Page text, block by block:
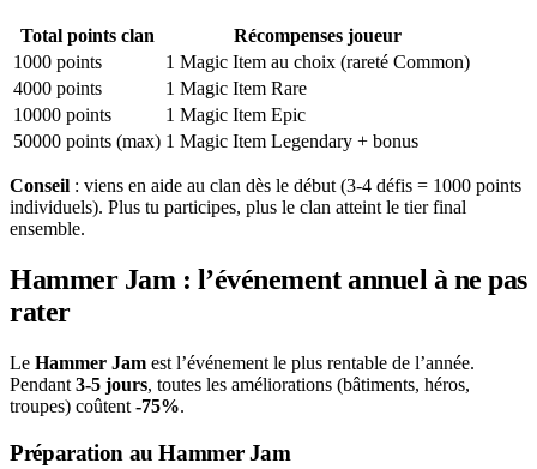
Total points clan
Récompenses joueur
1000 points
1 Magic Item au choix (rareté Common)
4000 points
1 Magic Item Rare
10000 points
1 Magic Item Epic
50000 points (max) 1 Magic Item Legendary + bonus
Conseil : viens en aide au clan dès le début (3-4 défis = 1000 points
individuels). Plus tu participes, plus le clan atteint le tier final
ensemble.
Hammer Jam : l’événement annuel à ne pas
rater
Le Hammer Jam est l’événement le plus rentable de l’année.
Pendant 3-5 jours, toutes les améliorations (bâtiments, héros,
troupes) coûtent -75%.
Préparation au Hammer Jam